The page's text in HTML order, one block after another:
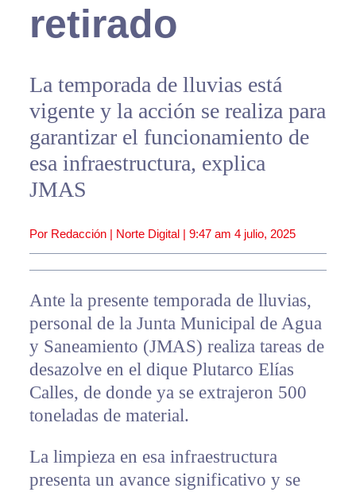
retirado
La temporada de lluvias está
vigente y la acción se realiza para
garantizar el funcionamiento de
esa infraestructura, explica
JMAS
Por Redacción | Norte Digital | 9:47 am 4 julio, 2025
Ante la presente temporada de lluvias,
personal de la Junta Municipal de Agua
y Saneamiento (JMAS) realiza tareas de
desazolve en el dique Plutarco Elías
Calles, de donde ya se extrajeron 500
toneladas de material.
La limpieza en esa infraestructura
presenta un avance significativo y se